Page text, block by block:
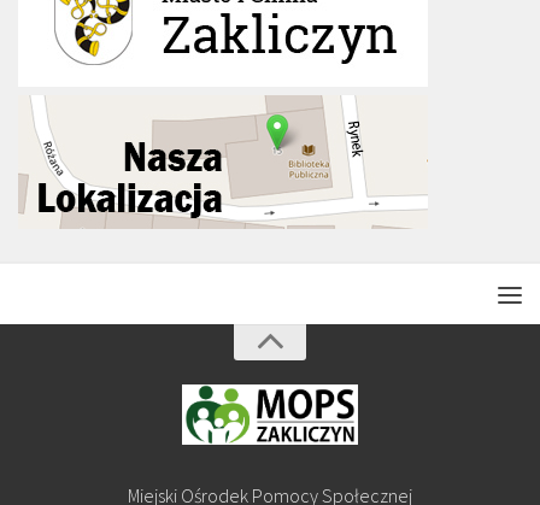
Miejski Ośrodek Pomocy Społecznej